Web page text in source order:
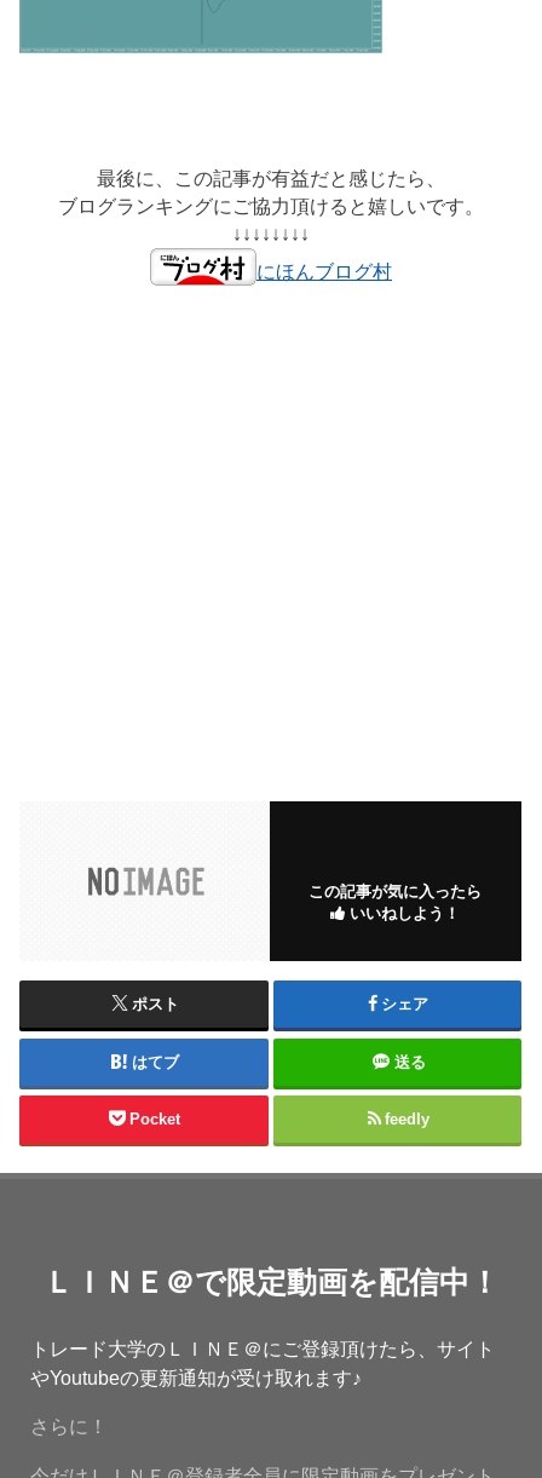
最後に、この記事が有益だと感じたら、
ブログランキングにご協力頂けると嬉しいです。
↓↓↓↓↓↓↓↓
にほんブログ村
この記事が気に入ったら
いいねしよう！
ポスト シェア
はてブ 送る
Pocket feedly
ＬＩＮＥ＠で限定動画を配信中！
トレード大学のＬＩＮＥ＠にご登録頂けたら、サイト
やYoutubeの更新通知が受け取れます♪
さらに！